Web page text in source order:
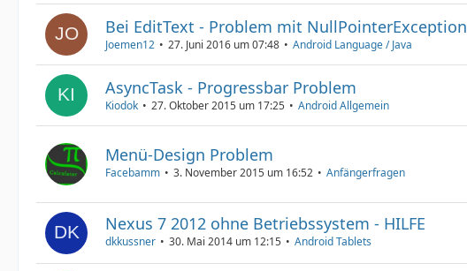
Bei EditText - Problem mit NullPointerException
Joemen12 27. Juni 2016 um 07:48 Android Language / Java
AsyncTask - Progressbar Problem
Kiodok 27. Oktober 2015 um 17:25 Android Allgemein
Menü-Design Problem
Facebamm 3. November 2015 um 16:52 Anfängerfragen
Nexus 7 2012 ohne Betriebssystem - HILFE
dkkussner 30. Mai 2014 um 12:15 Android Tablets